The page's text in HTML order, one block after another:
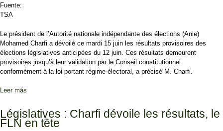
Fuente:
TSA
Le président de l’Autorité nationale indépendante des élections (Anie)
Mohamed Charfi a dévoilé ce mardi 15 juin les résultats provisoires des
élections législatives anticipées du 12 juin. Ces résultats demeurent
provisoires jusqu’à leur validation par le Conseil constitutionnel
conformément à la loi portant régime électoral, a précisé M. Charfi.
Leer más
Législatives : Charfi dévoile les résultats, le
FLN en tête